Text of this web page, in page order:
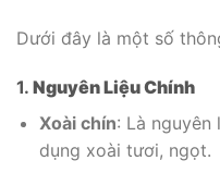
Dưới đây là một số
1. Nguyên Liệu Chính
Xoài chín: Là
dụng xoài tươi, ngọt.